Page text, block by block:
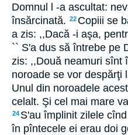
Domnul l -a ascultat:
însărcinată. 22 Copiii se
a zis: ,,Dacă -i aşa,
`` S'a dus să întrebe pe
zis: ,,Două neamuri sînt
noroade se vor despărţi
Unul din noroadele
celalt. Şi cel mai mare
24 S'au împlinit zilele
în pîntecele ei erau doi